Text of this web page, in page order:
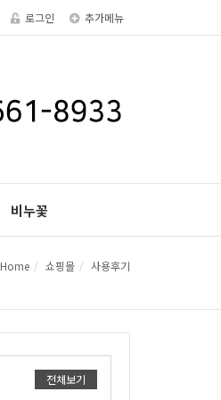
로그인 추가메뉴
비누꽃
Home 쇼핑몰 사용후기
전체보기